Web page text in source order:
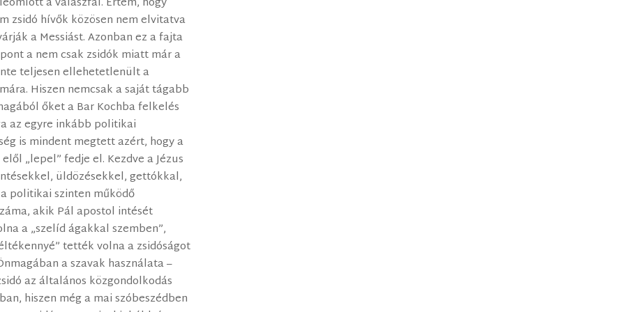
zsidó hívők közösen nem elvitatva
a Messiást. Azonban ez a fajta
a nem csak zsidók miatt már a
teljesen ellehetetlenült a
Hiszen nemcsak a saját tágabb
őket a Bar Kochba felkelés
az egyre inkább politikai
is mindent megtett azért, hogy a
„lepel” fedje el. Kezdve a Jézus
üldözésekkel, gettókkal,
politikai szinten működő
akik Pál apostol intését
a „szelíd ágakkal szemben”,
tették volna a zsidóságot
a szavak használata –
az általános közgondolkodás
hiszen még a mai szóbeszédben